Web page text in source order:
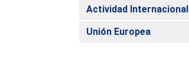
Actividad Internacional
Unión Europea